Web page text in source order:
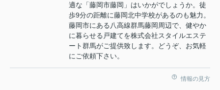
適な「藤岡市藤岡」はいかがでしょうか。徒
歩9分の距離に藤岡北中学校があるのも魅力。
藤岡市にある八高線群馬藤岡周辺で、健やか
に暮らせる戸建てを株式会社スタイルエステ
ート群馬がご提供致します。どうぞ、お気軽
にご依頼下さい。
情報の見方